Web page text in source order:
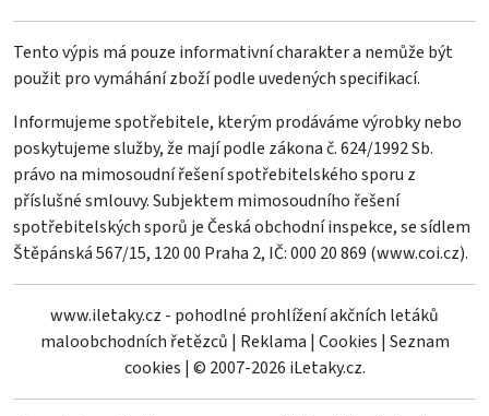
Tento výpis má pouze informativní charakter a nemůže být
použit pro vymáhání zboží podle uvedených specifikací.
Informujeme spotřebitele, kterým prodáváme výrobky nebo
poskytujeme služby, že mají podle zákona č. 624/1992 Sb.
právo na mimosoudní řešení spotřebitelského sporu z
příslušné smlouvy. Subjektem mimosoudního řešení
spotřebitelských sporů je Česká obchodní inspekce, se sídlem
Štěpánská 567/15, 120 00 Praha 2, IČ: 000 20 869 (www.coi.cz).
www.iletaky.cz - pohodlné prohlížení akčních letáků
maloobchodních řetězců | Reklama | Cookies | Seznam
cookies | © 2007-2026 iLetaky.cz.